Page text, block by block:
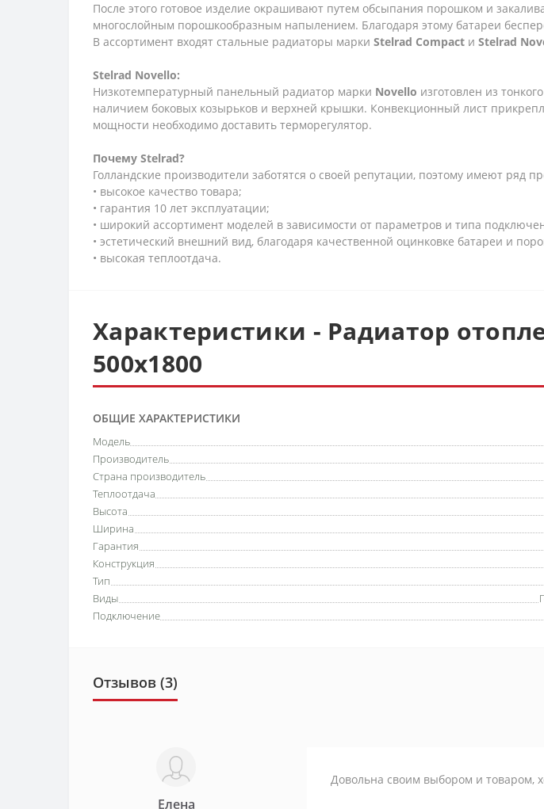
После этого готовое изделие окрашивают путем обсыпания порошком и
многослойным порошкообразным напылением. Благодаря этому батареи
В ассортимент входят стальные радиаторы марки Stelrad Compact и Stelrad
Stelrad Novello:
Низкотемпературный панельный радиатор марки Novello изготовлен из
наличием боковых козырьков и верхней крышки. Конвекционный лист
мощности необходимо доставить терморегулятор.
Почему Stelrad?
Голландские производители заботятся о своей репутации, поэтому имеют ряд
• высокое качество товара;
• гарантия 10 лет эксплуатации;
• широкий ассортимент моделей в зависимости от параметров и типа
• эстетический внешний вид, благодаря качественной оцинковке батареи и
• высокая теплоотдача.
Характеристики - Радиатор
500х1800
ОБЩИЕ ХАРАКТЕРИСТИКИ
Модель
Производитель
Страна производитель
Теплоотдача
Высота
Ширина
Гарантия
Конструкция
Тип
Виды
Подключение
Отзывов (3)
Елена
Довольна своим выбором и товаром,